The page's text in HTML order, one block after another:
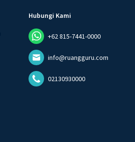
Hubungi Kami
+62 815-7441-0000
info@ruangguru.com
02130930000